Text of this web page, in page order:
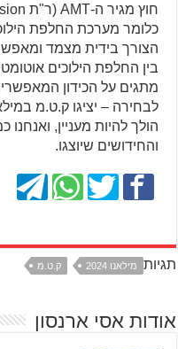
כלומר מערכת החלפת
הצורך בידית מצמד
בין החלפת הילוכים
מתגים על הכידון
הולך להיות מעניין,
והחידושים שיוצגו.
תגיות מילאנו 2024 ק.ט.מ
אודות אסי ארנסון